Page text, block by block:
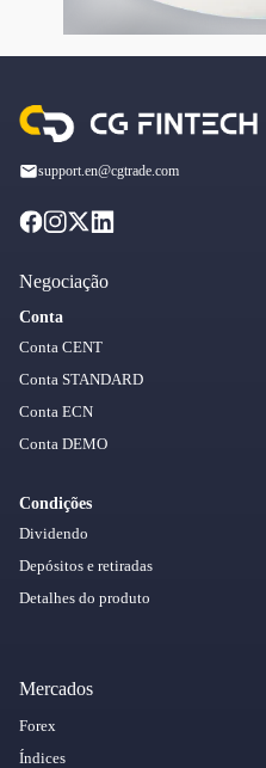
support.en@cgtrade.com
Negociação
Conta
Conta CENT
Conta STANDARD
Conta ECN
Conta DEMO
Condições
Dividendo
Depósitos e retiradas
Detalhes do produto
Mercados
Forex
Índices